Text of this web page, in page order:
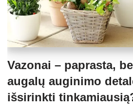
Vazonai – paprasta,
augalų auginimo
išsirinkti